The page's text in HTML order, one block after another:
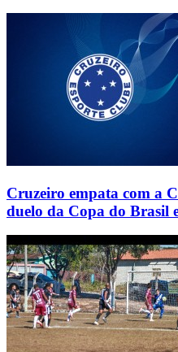
Cruzeiro empata com a
duelo da Copa do Brasil